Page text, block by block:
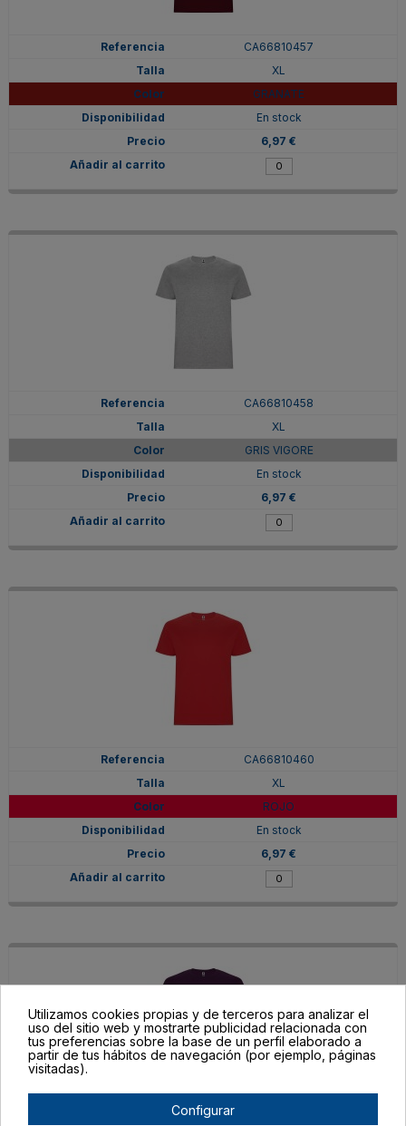
CA66810457
XL
GRANATE
En stock
6,97 €
CA66810458
XL
GRIS VIGORE
En stock
6,97 €
CA66810460
XL
ROJO
En stock
6,97 €
Utilizamos cookies propias y de terceros para analizar el
uso del sitio web y mostrarte publicidad relacionada con
tus preferencias sobre la base de un perfil elaborado a
partir de tus hábitos de navegación (por ejemplo, páginas
visitadas).
Configurar